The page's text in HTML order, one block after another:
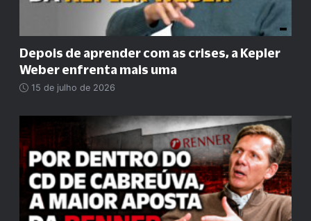
Depois de aprender com as crises, a Kepler
Weber enfrenta mais uma
15 de julho de 2026